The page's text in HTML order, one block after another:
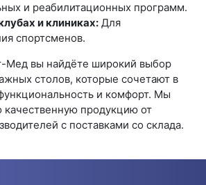
и реабилитационных программ.
и клиниках: Для
спортсменов.
Мед вы найдёте широкий выбор
столов, которые сочетают в
и комфорт. Мы
качественную продукцию от
с поставками со склада.